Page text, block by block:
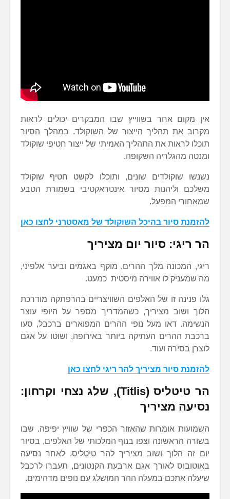
אין מקום אחר בשווייץ שבו המבקרים יכולים לראות
מקרוב את תהליך הייצור של השוקולד. במהלך הסיור
תוכלו לראות את התהליך האמיתי של ייצור חטיפי שוקולד
ומנטה מהגלריה השקופה.
נשנשו שוקולדים שונים, ותוכלו לקשט חטיף שוקולד
משלכם וליהנות מסיור אינטראקטיבי בשמורת הטבע
שמאחורי המפעל.
להזמנת סיור בהיכל השוקולד של מאסטרני לחצו כאן
הר ריגי: סיור יום מציריך
ריגי, המכונה מלך ההרים, מוקף באגמים וביער אלפיני,
מה שמעניק לו אווירה מיסטית כמעט.
גלו פנינה זו של האלפים השוויצריים בהרפתקה מודרכת
הלוך ושוב מציריך, כשהמדריך מספר על היופי עוצר
הנשימה. דאו מעל נופי ההרים המפוארים ברכבל, סעו
ברכבת ההרים העתיקה ביותר באירופה, ושוטו על אגם
לוצרן בסירה ועוד.
להזמנת סיור מציריך להר ריגי לחצו כאן
הר טיטליס (Titlis), שלג נצחי וקרחון:
נסיעה מציריך
השמועות אומרות שהאזור הכפרי של שוויץ יפיפה. שבו
בשורה הראשונה וצפו בנוף המלכותי של האלפים, בסיור
יום זה הלוך ושוב מציריך להר טיטליס. לאחר נסיעה
באוטובוס לאורך אגם ארבעת הקנטונים, תעברו לרכבל
שיעלה אתכם במעלה ההר המושלג עם נופים מדהימים.